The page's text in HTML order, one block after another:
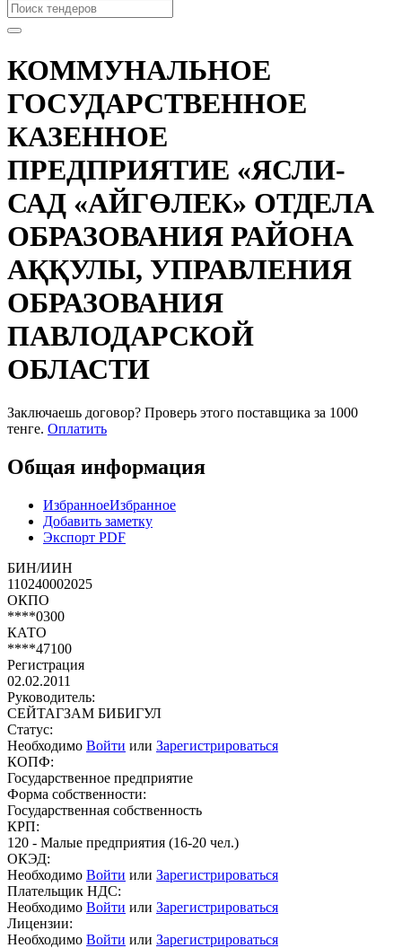
КОММУНАЛЬНОЕ
ГОСУДАРСТВЕННОЕ
КАЗЕННОЕ
ПРЕДПРИЯТИЕ «ЯСЛИ-
САД «АЙГӨЛЕК» ОТДЕЛА
ОБРАЗОВАНИЯ РАЙОНА
АҚҚУЛЫ, УПРАВЛЕНИЯ
ОБРАЗОВАНИЯ
ПАВЛОДАРСКОЙ
ОБЛАСТИ
Заключаешь договор? Проверь этого поставщика за 1000
тенге. Оплатить
Общая информация
ИзбранноеИзбранное
Добавить заметку
Экспорт PDF
БИН/ИИН
110240002025
ОКПО
****0300
КАТО
****47100
Регистрация
02.02.2011
Руководитель:
СЕЙТАГЗАМ БИБИГУЛ
Статус:
Необходимо Войти или Зарегистрироваться
КОПФ:
Государственное предприятие
Форма собственности:
Государственная собственность
КРП:
120 - Малые предприятия (16-20 чел.)
ОКЭД:
Необходимо Войти или Зарегистрироваться
Плательщик НДС:
Необходимо Войти или Зарегистрироваться
Лицензии:
Необходимо Войти или Зарегистрироваться